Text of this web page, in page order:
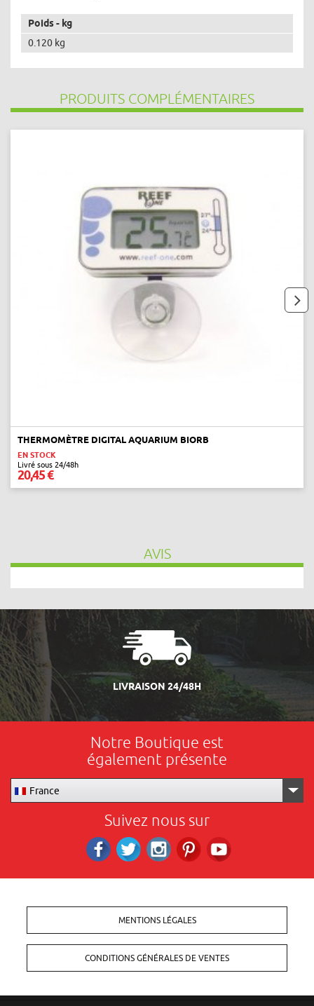
Poids - kg
0.120 kg
PRODUITS COMPLÉMENTAIRES
THERMOMÈTRE DIGITAL AQUARIUM BIORB
EN STOCK
Livré sous 24/48h
20,45 €
AVIS
LIVRAISON 24/48H
Notre Boutique est
également présente
France
Suivez nous sur
MENTIONS LÉGALES
CONDITIONS GÉNÉRALES DE VENTES